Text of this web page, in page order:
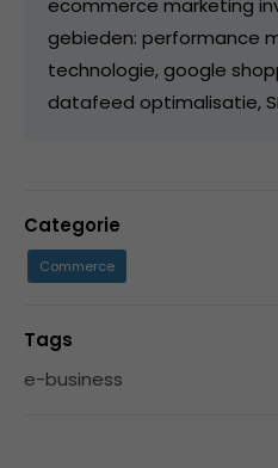
ecommerce marketing
gebieden: performance
technologie, google
datafeed optimalisatie,
Categorie
Commerce
Tags
e-business